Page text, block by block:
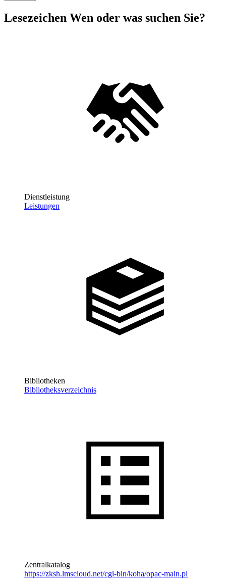
Lesezeichen Wen oder was suchen Sie?
Dienstleistung
Leistungen
Bibliotheken
Bibliotheksverzeichnis
Zentralkatalog
https://zksh.lmscloud.net/cgi-bin/koha/opac-main.pl